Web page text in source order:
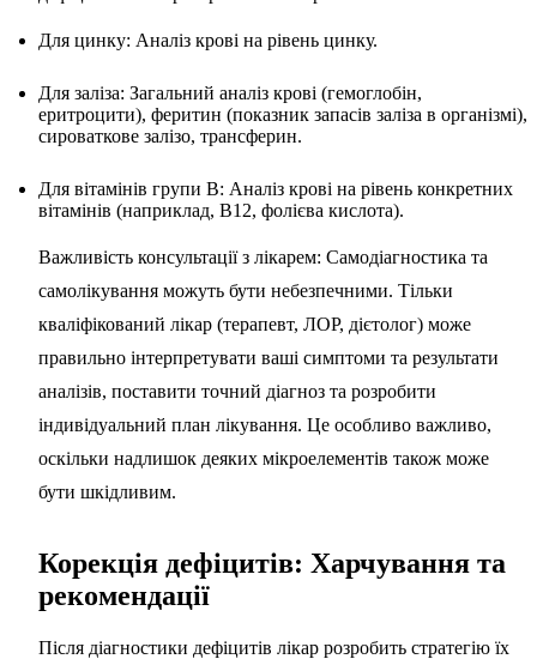
Для цинку: Аналіз крові на рівень цинку.
Для заліза: Загальний аналіз крові (гемоглобін,
еритроцити), феритин (показник запасів заліза в організмі),
сироваткове залізо, трансферин.
Для вітамінів групи B: Аналіз крові на рівень конкретних
вітамінів (наприклад, B12, фолієва кислота).
Важливість консультації з лікарем: Самодіагностика та
самолікування можуть бути небезпечними. Тільки
кваліфікований лікар (терапевт, ЛОР, дієтолог) може
правильно інтерпретувати ваші симптоми та результати
аналізів, поставити точний діагноз та розробити
індивідуальний план лікування. Це особливо важливо,
оскільки надлишок деяких мікроелементів також може
бути шкідливим.
Корекція дефіцитів: Харчування та
рекомендації
Після діагностики дефіцитів лікар розробить стратегію їх